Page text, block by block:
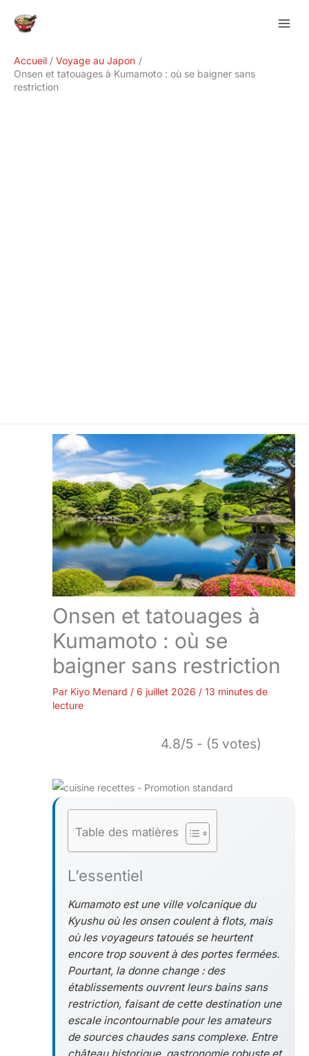
Accueil
Voyage au Japon
Onsen et tatouages à Kumamoto : où se baigner sans
restriction
Onsen et tatouages à
Kumamoto : où se
baigner sans restriction
Par Kiyo Menard / 6 juillet 2026 / 13 minutes de
lecture
4.8/5 - (5 votes)
Table des matières
L’essentiel
Kumamoto est une ville volcanique du
Kyushu où les onsen coulent à flots, mais
où les voyageurs tatoués se heurtent
encore trop souvent à des portes fermées.
Pourtant, la donne change : des
établissements ouvrent leurs bains sans
restriction, faisant de cette destination une
escale incontournable pour les amateurs
de sources chaudes sans complexe. Entre